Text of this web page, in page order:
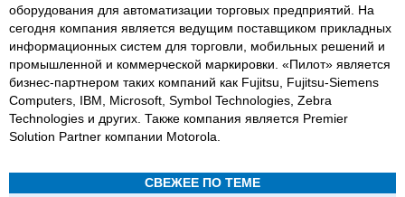
оборудования для автоматизации торговых предприятий. На
сегодня компания является ведущим поставщиком прикладных
информационных систем для торговли, мобильных решений и
промышленной и коммерческой маркировки. «Пилот» является
бизнес-партнером таких компаний как Fujitsu, Fujitsu-Siemens
Computers, IBM, Microsoft, Symbol Technologies, Zebra
Technologies и других. Также компания является Premier
Solution Partner компании Motorola.
СВЕЖЕЕ ПО ТЕМЕ